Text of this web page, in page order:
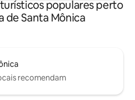
populares perto
de Santa Mônica
recomendam